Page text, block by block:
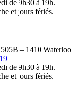
de 9h30 à 19h.
et jours fériés.
– 1410 Waterloo
de 9h30 à 19h.
et jours fériés.